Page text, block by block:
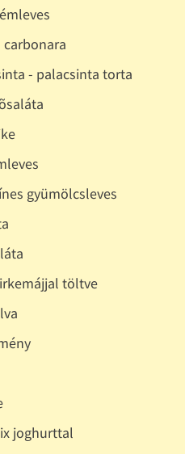
- palacsinta torta
gyümölcsleves
töltve
joghurttal